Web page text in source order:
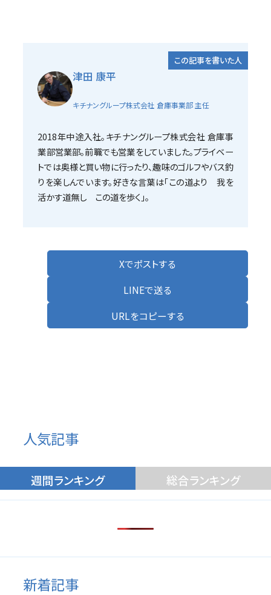
人気記事
週間ランキング 総合ランキング
新着記事
この記事を書いた人
津田 康平
キチナングループ株式会社 倉庫事業部 主任
2018年中途入社。キチナングループ株式会社 倉庫事
業部営業部。前職でも営業をしていました。プライベー
トでは奥様と買い物に行ったり、趣味のゴルフやバス釣
りを楽しんでいます。好きな言葉は「この道より 我を
活かす道無し この道を歩く」。
Xでポストする
LINEで送る
URLをコピーする